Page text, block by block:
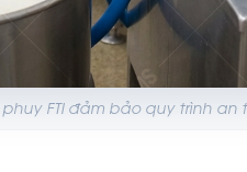
FTI đảm bảo quy trình an